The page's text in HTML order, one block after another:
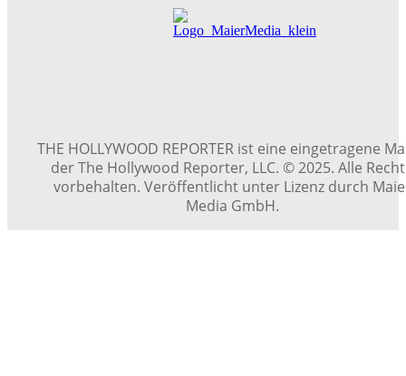
THE HOLLYWOOD REPORTER ist eine eingetragene
der The Hollywood Reporter, LLC. © 2025. Alle
vorbehalten. Veröffentlicht unter Lizenz durch
Media GmbH.